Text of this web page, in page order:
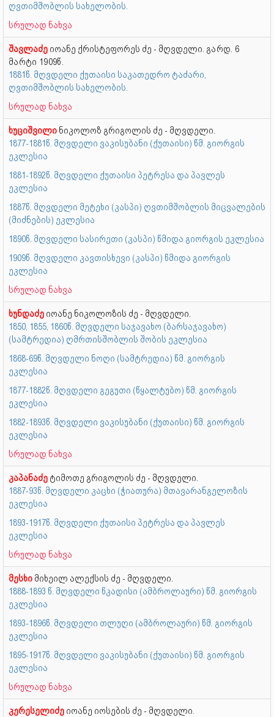
ღვთიმშობლის სახელობის.
სრულად ნახვა
შავლაძე იოანე ქრისტეფორეს ძე - მღვდელი. გარდ. 6
მარტი 1909წ.
1881წ. მღვდელი ქუთაისი საკათედრო ტაძარი,
ღვთიმშობლის სახელობის.
სრულად ნახვა
ხუციშვილი ნიკოლოზ გრიგოლის ძე - მღვდელი.
1877-1881წ. მღვდელი ვაკისუბანი (ქუთაისი) წმ. გიორგის
ეკლესია
1881-1892წ. მღვდელი ქუთაისი პეტრესა და პავლეს
ეკლესია
1887წ. მღვდელი მეტეხი (კასპი) ღვთიმშობლის მიცვალების
(მიძნების) ეკლესია
1890წ. მღვდელი სასირეთი (კასპი) წმიდა გიორგის ეკლესია
1909წ. მღვდელი კავთისხევი (კასპი) წმიდა გიორგის
ეკლესია
სრულად ნახვა
ხუნდაძე იოანე ნიკოლოზის ძე - მღვდელი.
1850, 1855, 1860წ. მღვდელი საჯავახო (ბარსაჯავახო)
(სამტრედია) ღმრთისშობლის შობის ეკლესია
1868-69წ. მღვდელი ნოღი (სამტრედია) წმ. გიორგის
ეკლესია
1877-1882წ. მღვდელი გეგუთი (წყალტუბო) წმ. გიორგის
ეკლესია
1882-1893წ. მღვდელი ვაკისუბანი (ქუთაისი) წმ. გიორგის
ეკლესია
სრულად ნახვა
კაპანაძე ტიმოთე გრიგოლის ძე - მღვდელი.
1887-93წ. მღვდელი კაცხი (ჭიათურა) მთავარანგელოზის
ეკლესია
1893-1917წ. მღვდელი ქუთაისი პეტრესა და პავლეს
ეკლესია
სრულად ნახვა
მესხი მიხეილ ალექსის ძე - მღვდელი.
1888-1893 წ. მღვდელი წკადისი (ამბროლაური) წმ. გიორგის
ეკლესია
1893-1896წ. მღვდელი თლუღი (ამბროლაური) წმ. გიორგის
ეკლესია
1895-1917წ. მღვდელი ვაკისუბანი (ქუთაისი) წმ. გიორგის
ეკლესია
სრულად ნახვა
კერესელიძე იოანე იოსების ძე - მღვდელი.